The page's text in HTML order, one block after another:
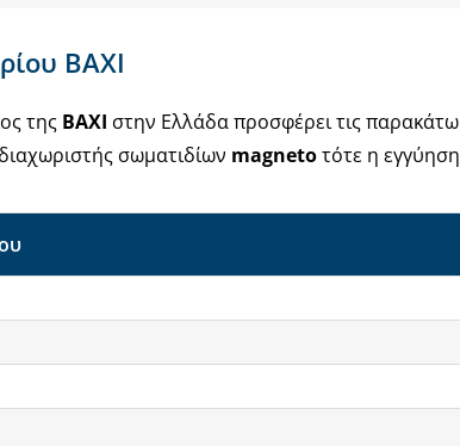
BAXI
της BAXI στην Ελλάδα προσφέρει τις
σωματιδίων magnetoτότε η